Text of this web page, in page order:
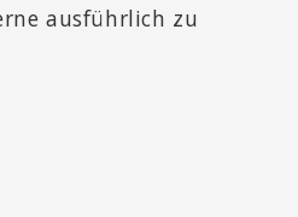
ausführlich zu